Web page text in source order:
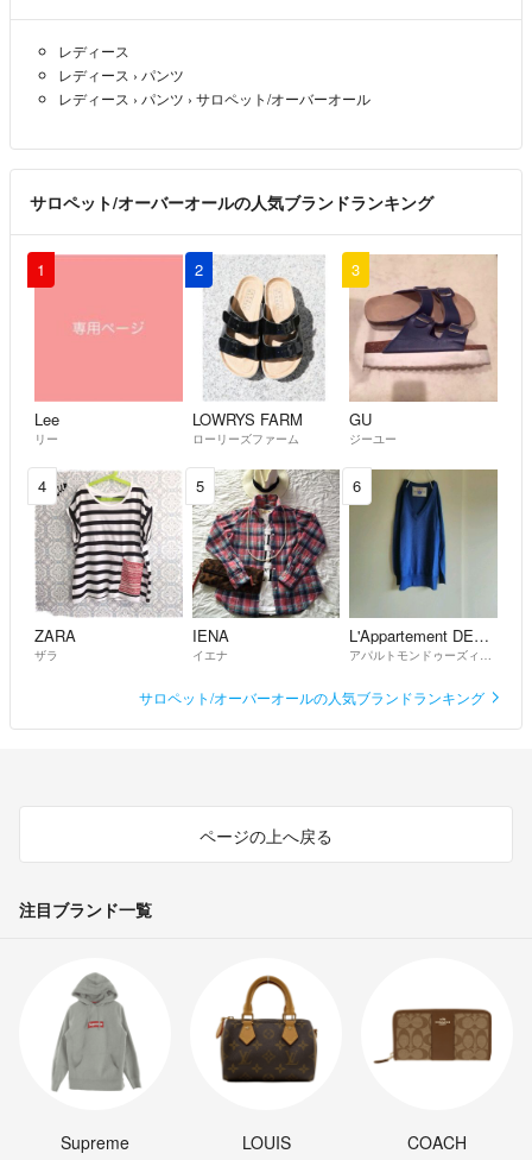
レディース
レディース › パンツ
レディース › パンツ › サロペット/オーバーオール
サロペット/オーバーオールの人気ブランドランキング
1
Lee
リー
2
LOWRYS FARM
ローリーズファーム
3
GU
ジーユー
4
ZARA
ザラ
5
IENA
イエナ
6
L'Appartement DEUXIEME CLASSE
アパルトモンドゥーズィエムクラス
サロペット/オーバーオールの人気ブランドランキング
ページの上へ戻る
注目ブランド一覧
Supreme
LOUIS
COACH